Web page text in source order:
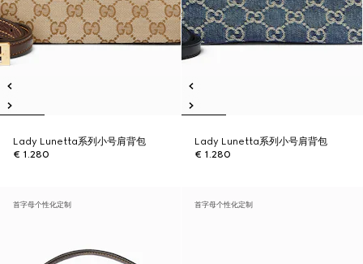
Lady Lunetta系列小号肩背包
€ 1.280
Lady Lunetta系列小号肩背包
€ 1.280
首字母个性化定制 首字母个性化定制